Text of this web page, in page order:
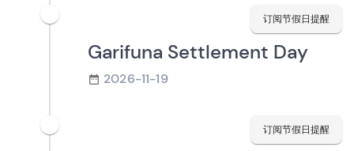
订阅节假日提醒
Garifuna Settlement Day
2026-11-19
订阅节假日提醒